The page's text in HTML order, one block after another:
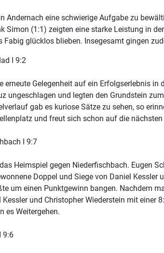
Andernach eine schwierige Aufgabe zu
Simon (1:1) zeigten eine starke Leistung in
glücklos blieben. Insegesamt gingen
I 9:2
Gelegenheit auf ein Erfolgserlebnis
ungeschlagen und legten den Grundstein
gab es kuriose Sätze zu sehen, so
und freut sich schon auf die nächsten
I 9:7
Heimspiel gegen Niederfischbach. Eugen
Doppel und Siege von Daniel
um einen Punktgewinn bangen. Nachdem
und Christopher Wiederstein mit
es Weitergehen.
9:6